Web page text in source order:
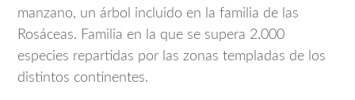
manzano, un árbol incluido en la familia de las
Rosáceas. Familia en la que se supera 2.000
especies repartidas por las zonas templadas de los
distintos continentes.